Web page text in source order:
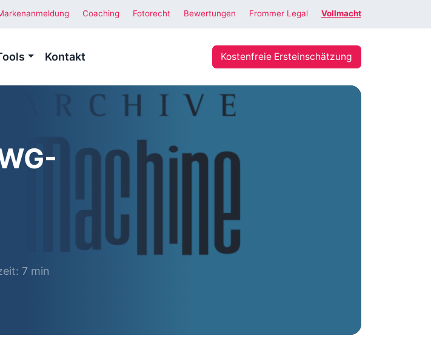
Coaching Fotorecht Bewertungen Frommer Legal Vollmacht
Kostenfreie Ersteinschätzung
Kontakt
7 min